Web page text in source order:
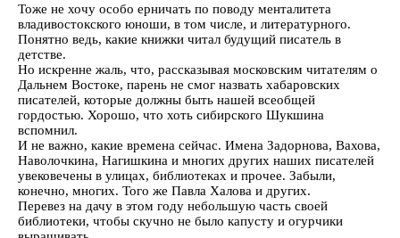
Тоже не хочу особо ерничать по поводу менталитета
владивостокского юноши, в том числе, и литературного.
Понятно ведь, какие книжки читал будущий писатель в
детстве.
Но искренне жаль, что, рассказывая московским читателям о
Дальнем Востоке, парень не смог назвать хабаровских
писателей, которые должны быть нашей всеобщей
гордостью. Хорошо, что хоть сибирского Шукшина
вспомнил.
И не важно, какие времена сейчас. Имена Задорнова, Вахова,
Наволочкина, Нагишкина и многих других наших писателей
увековечены в улицах, библиотеках и прочее. Забыли,
конечно, многих. Того же Павла Халова и других.
Перевез на дачу в этом году небольшую часть своей
библиотеки, чтобы скучно не было капусту и огурчики